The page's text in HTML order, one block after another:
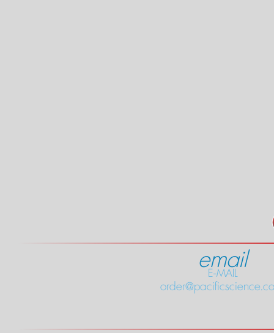
email
E-MAIL